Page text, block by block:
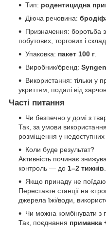
Тип: родентицидна
Діюча речовина:
Призначення: боротьба з
побутових, торгових і
Упаковка: пакет 100 г
Виробник/бренд:
Використання: тільки у
укриттям, подалі від
Часті питання
Чи безпечно у домі з
Так, за умови використання
розміщення у недоступних
Коли буде результат?
Активність починає
контроль — до 1–2 тижнів
Якщо принаду не
Переставте станції на
джерела їжі/води,
Чи можна комбінувати з
Так, поєднання приманка